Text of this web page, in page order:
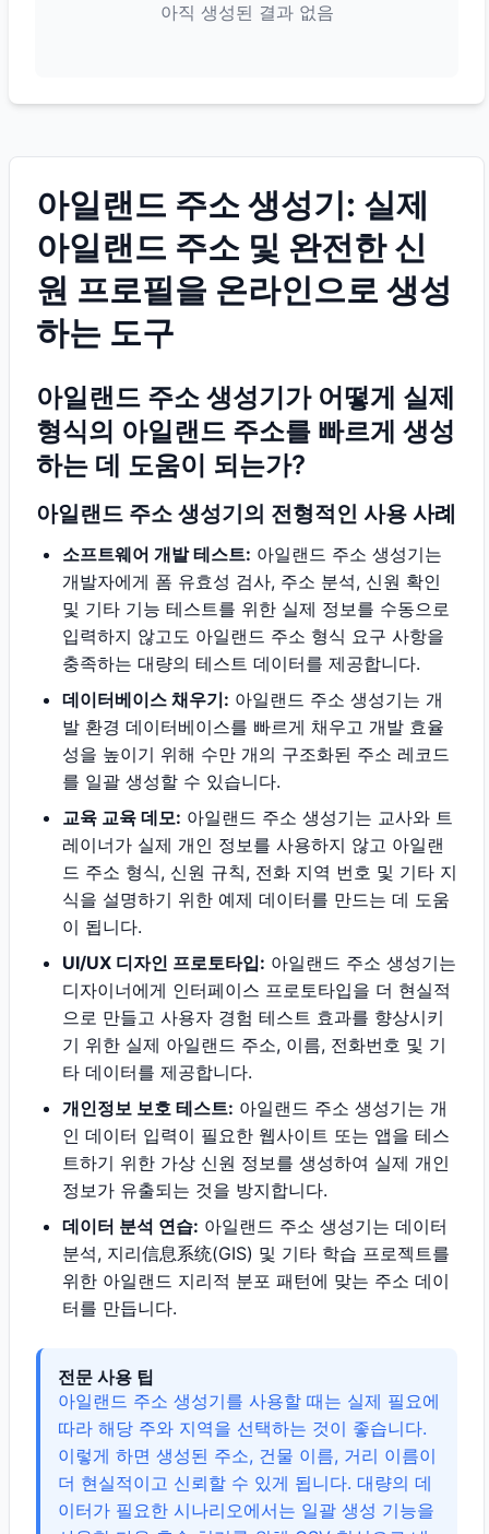
아직 생성된 결과 없음
아일랜드 주소 생성기: 실제
아일랜드 주소 및 완전한 신
원 프로필을 온라인으로 생성
하는 도구
아일랜드 주소 생성기가 어떻게 실제
형식의 아일랜드 주소를 빠르게 생성
하는 데 도움이 되는가?
아일랜드 주소 생성기의 전형적인 사용 사례
소프트웨어 개발 테스트: 아일랜드 주소 생성기는
개발자에게 폼 유효성 검사, 주소 분석, 신원 확인
및 기타 기능 테스트를 위한 실제 정보를 수동으로
입력하지 않고도 아일랜드 주소 형식 요구 사항을
충족하는 대량의 테스트 데이터를 제공합니다.
데이터베이스 채우기: 아일랜드 주소 생성기는 개
발 환경 데이터베이스를 빠르게 채우고 개발 효율
성을 높이기 위해 수만 개의 구조화된 주소 레코드
를 일괄 생성할 수 있습니다.
교육 교육 데모: 아일랜드 주소 생성기는 교사와 트
레이너가 실제 개인 정보를 사용하지 않고 아일랜
드 주소 형식, 신원 규칙, 전화 지역 번호 및 기타 지
식을 설명하기 위한 예제 데이터를 만드는 데 도움
이 됩니다.
UI/UX 디자인 프로토타입: 아일랜드 주소 생성기는
디자이너에게 인터페이스 프로토타입을 더 현실적
으로 만들고 사용자 경험 테스트 효과를 향상시키
기 위한 실제 아일랜드 주소, 이름, 전화번호 및 기
타 데이터를 제공합니다.
개인정보 보호 테스트: 아일랜드 주소 생성기는 개
인 데이터 입력이 필요한 웹사이트 또는 앱을 테스
트하기 위한 가상 신원 정보를 생성하여 실제 개인
정보가 유출되는 것을 방지합니다.
데이터 분석 연습: 아일랜드 주소 생성기는 데이터
분석, 지리信息系统(GIS) 및 기타 학습 프로젝트를
위한 아일랜드 지리적 분포 패턴에 맞는 주소 데이
터를 만듭니다.
전문 사용 팁
아일랜드 주소 생성기를 사용할 때는 실제 필요에
따라 해당 주와 지역을 선택하는 것이 좋습니다.
이렇게 하면 생성된 주소, 건물 이름, 거리 이름이
더 현실적이고 신뢰할 수 있게 됩니다. 대량의 데
이터가 필요한 시나리오에서는 일괄 생성 기능을